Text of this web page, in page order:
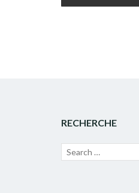
RECHERCHE
Recherche